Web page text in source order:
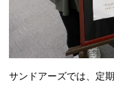
サンドアーズでは、定